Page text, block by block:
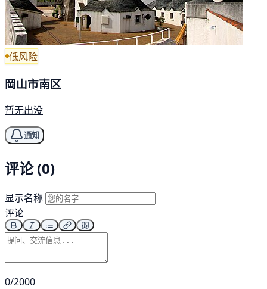
低风险
岡山市南区
暂无出没
通知
评论 (0)
显示名称
评论
0/2000